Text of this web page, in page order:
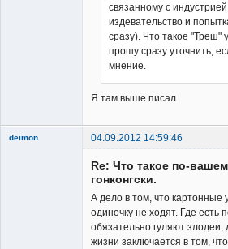
связанному с
издевательство и
сразу). Что такое "Треш"
прошу сразу уточнить,
мнение.
Я там выше писал
deimon
04.09.2012 14:59:46
Re: Что такое по-
гонконгски.
А дело в том, что
одиночку не ходят. Где есть
обязательно гуляют
жизни заключается в том,